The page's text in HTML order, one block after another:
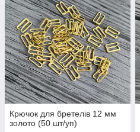
Крючок для бретелів 12 мм
золото (50 шт/уп)